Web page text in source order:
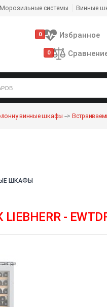
Морозильные системы Винные
0 Избранное
0
винные шкафы -->
ШКАФЫ
-